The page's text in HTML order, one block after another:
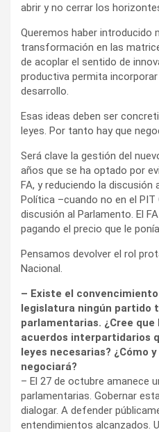
abrir y no cerrar los
Queremos haber introducido
transformación en las
de acoplar el sentido de
productiva permita
desarrollo.
Esas ideas deben ser
leyes. Por tanto hay que
Será clave la gestión del
años que se ha optado por
FA, y reduciendo la
Política –cuando no en el PIT
discusión al Parlamento. El
pagando el precio que le
Pensamos devolver el rol
Nacional.
– Existe el
legislatura ningún partido
parlamentarias. ¿Cree
acuerdos interpartidarios
leyes necesarias? ¿Cómo
negociará?
– El 27 de octubre amanece
parlamentarias. Gobernar
dialogar. A defender
entendimientos alcanzados.